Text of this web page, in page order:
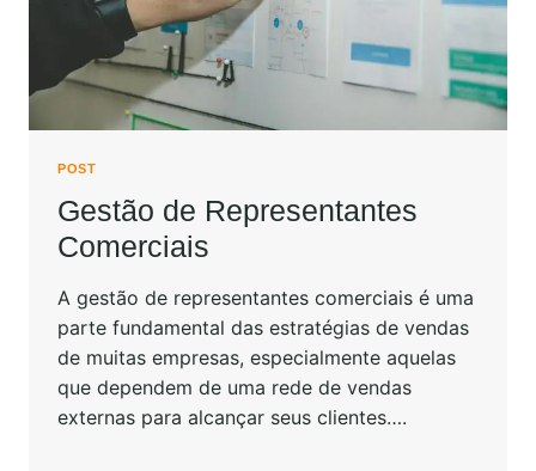
POST
Gestão de Representantes
Comerciais
A gestão de representantes comerciais é uma
parte fundamental das estratégias de vendas
de muitas empresas, especialmente aquelas
que dependem de uma rede de vendas
externas para alcançar seus clientes….